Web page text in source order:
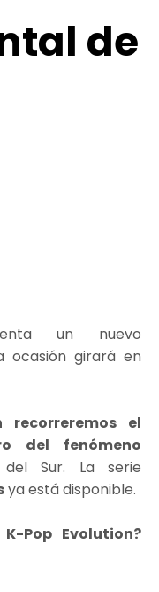
de
un nuevo
ocasión girará en
recorreremos el
del fenómeno
Sur. La serie
ya está disponible.
Pop Evolution?